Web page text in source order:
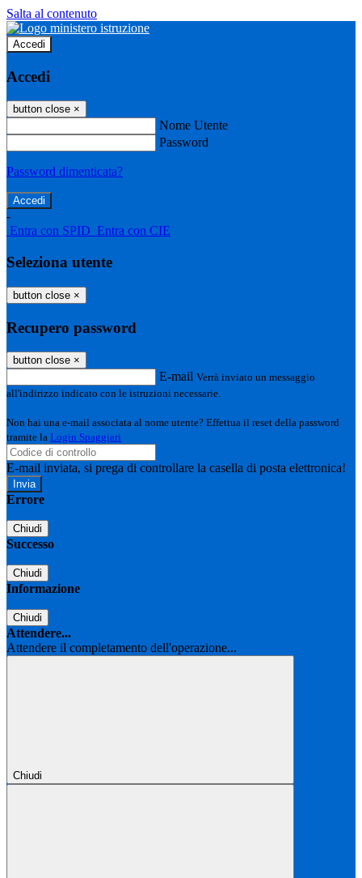
Salta al contenuto
Accedi
Accedi
button close ×
Nome Utente
Password
Password dimenticata?
-
Entra con SPID Entra con CIE
Seleziona utente
button close ×
Recupero password
button close ×
E-mail Verrà inviato un messaggio
all'indirizzo indicato con le istruzioni necessarie.
Non hai una e-mail associata al nome utente? Effettua il reset della password
tramite la Login Spaggiari
E-mail inviata, si prega di controllare la casella di posta elettronica!
Errore
Chiudi
Successo
Chiudi
Informazione
Chiudi
Attendere...
Attendere il completamento dell'operazione...
Chiudi